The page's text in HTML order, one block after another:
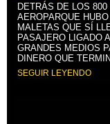
DETRÁS DE LOS
AEROPARQUE
MALETAS QUE SÍ
PASAJERO LIGADO
GRANDES MEDIOS
DINERO QUE
SEGUIR LEYENDO